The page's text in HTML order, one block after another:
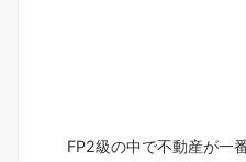
FP2級の中で不動産が一